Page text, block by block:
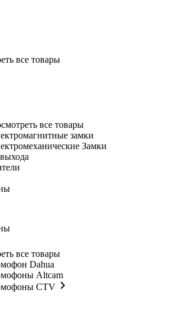
все товары
все товары
замки
Замки
все товары
Dahua
Altcam
CTV